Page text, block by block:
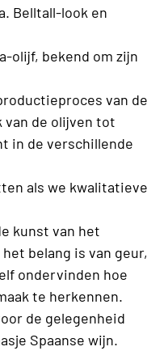
Belltall-look en
olijf, bekend om zijn
van de
van de olijven tot
in de verschillende
als we kwalitatieve
kunst van het
belang is van geur,
ondervinden hoe
te herkennen.
de gelegenheid
Spaanse wijn.